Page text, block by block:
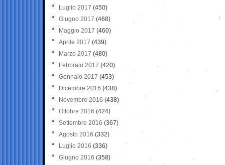
Luglio 2017 (450)
Giugno 2017 (468)
Maggio 2017 (460)
Aprile 2017 (439)
Marzo 2017 (480)
Febbraio 2017 (420)
Gennaio 2017 (453)
Dicembre 2016 (438)
Novembre 2016 (438)
Ottobre 2016 (424)
Settembre 2016 (367)
Agosto 2016 (332)
Luglio 2016 (336)
Giugno 2016 (358)